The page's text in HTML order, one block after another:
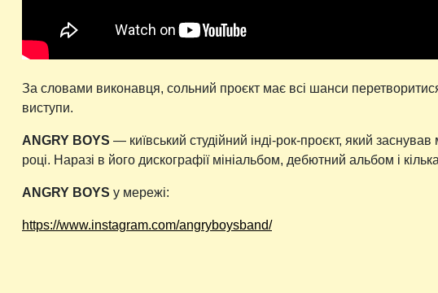
За словами виконавця, сольний проєкт має всі шанси
виступи.
ANGRY BOYS — київський студійний інді-рок-проєкт, який
році. Наразі в його дискографії мініальбом, дебютний альбом і
ANGRY BOYS у мережі:
https://www.instagram.com/angryboysband/